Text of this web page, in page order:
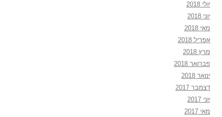
יולי 2018
יוני 2018
מאי 2018
אפריל 2018
מרץ 2018
פברואר 2018
ינואר 2018
דצמבר 2017
יוני 2017
מאי 2017